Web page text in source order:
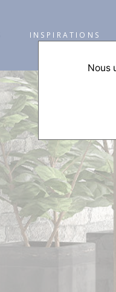
INSPIRATIONS
Nous